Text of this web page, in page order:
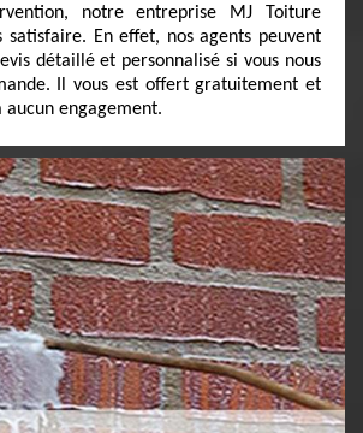
notre entreprise MJ Toiture
satisfaire. En effet, nos agents peuvent
détaillé et personnalisé si vous nous
Il vous est offert gratuitement et
aucun engagement.